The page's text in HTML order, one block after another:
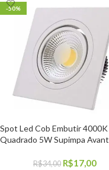
-50%
Spot Led Cob Embutir 4000K
Quadrado 5W Supimpa Avant
R$34,00 R$17,00